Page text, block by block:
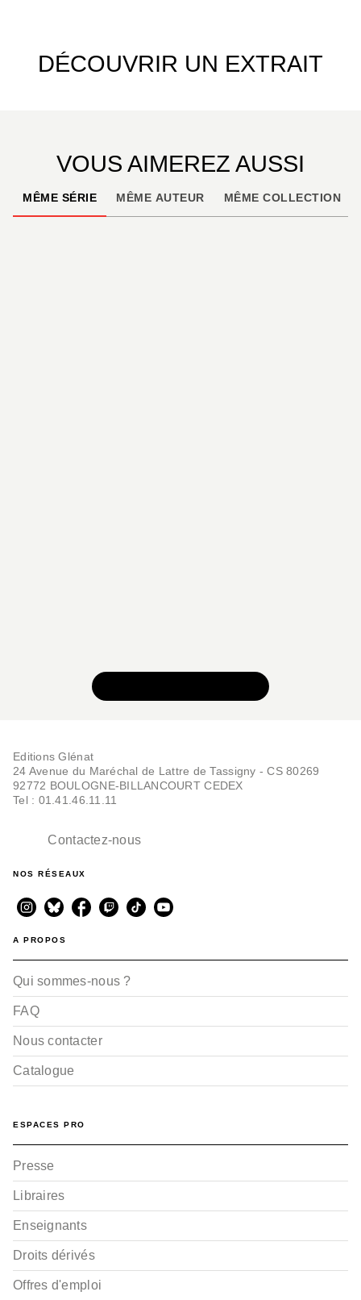
DÉCOUVRIR UN EXTRAIT
VOUS AIMEREZ AUSSI
MÊME SÉRIE MÊME AUTEUR MÊME COLLECTION
Editions Glénat
24 Avenue du Maréchal de Lattre de Tassigny - CS 80269
92772 BOULOGNE-BILLANCOURT CEDEX
Tel : 01.41.46.11.11
Contactez-nous
NOS RÉSEAUX
A PROPOS
Qui sommes-nous ?
FAQ
Nous contacter
Catalogue
ESPACES PRO
Presse
Libraires
Enseignants
Droits dérivés
Offres d'emploi